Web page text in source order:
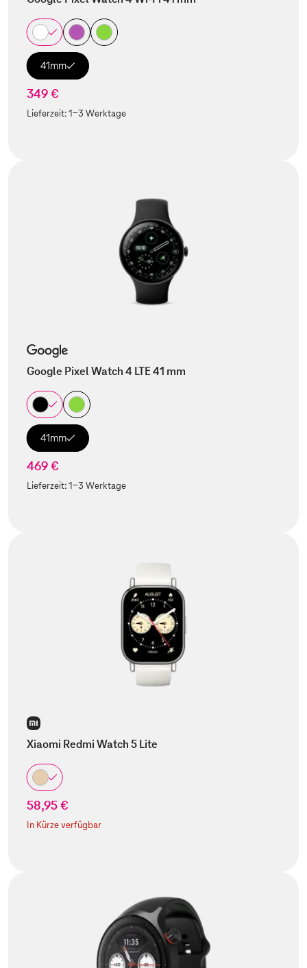
41mm
349 €
Lieferzeit:1-3 Werktage
Google Pixel Watch 4 LTE 41 mm
41mm
469 €
Lieferzeit:1-3 Werktage
Xiaomi Redmi Watch 5 Lite
58,95 €
In Kürze verfügbar